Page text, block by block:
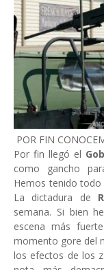
POR FIN
Por fin llegó el
como gancho
Hemos tenido todo
La dictadura de
semana. Si bien
escena más
momento gore del
los efectos de los